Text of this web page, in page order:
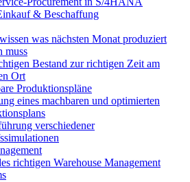
& Beschaffung
was nächsten Monat produziert
muss
Bestand zur richtigen Zeit am
Ort
Produktionspläne
eines machbaren und optimierten
verschiedener
richtigen Warehouse Management